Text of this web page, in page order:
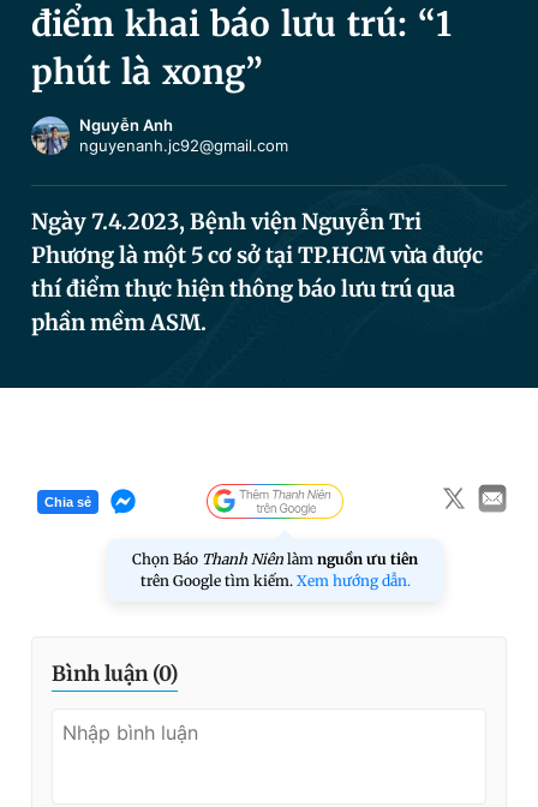
Sản phẩm khác
Tiện ích
Theo dõi báo trên
0906 645 777
Liên hệ quảng cáo
0908 780 404
Đặt báo Quảng cáo
Phó tổng biên tập thường trực: Hải Thành
Phó tổng biên tập: Lâm Hiếu Dũng
điểm khai báo lưu trú: “1
phút là xong”
Nguyễn Anh
nguyenanh.jc92@gmail.com
Ngày 7.4.2023, Bệnh viện Nguyễn Tri
Phương là một 5 cơ sở tại TP.HCM vừa được
thí điểm thực hiện thông báo lưu trú qua
phần mềm ASM.
Chia sẻ
Chọn Báo Thanh Niên làm nguồn ưu tiên
trên Google tìm kiếm. Xem hướng dẫn.
Bình luận (0)